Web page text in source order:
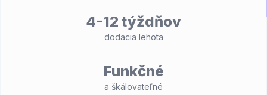
4-12 týždňov
dodacia lehota
Funkčné
a škálovateľné